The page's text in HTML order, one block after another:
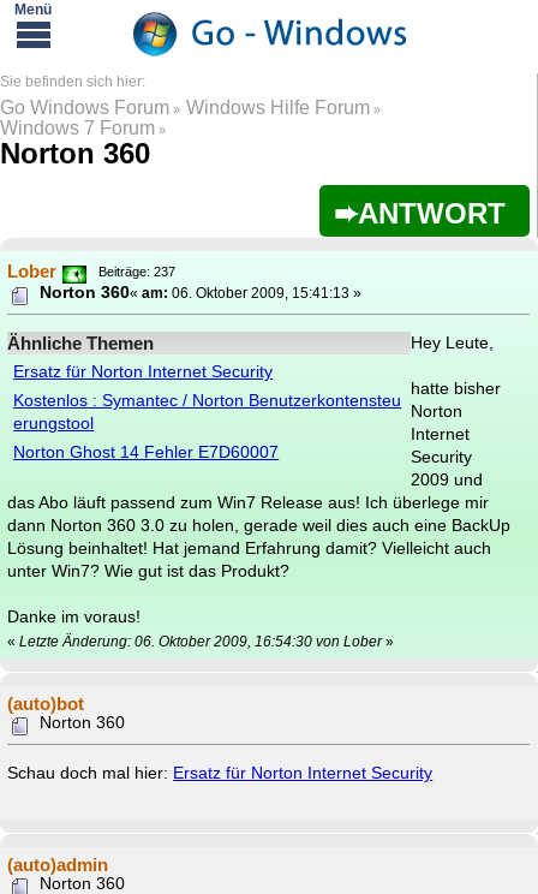
Go Windows Forum » Windows Hilfe Forum »
Windows 7 Forum »
Norton 360
ANTWORT
Lober Beiträge: 237
Norton 360«am: 06. Oktober 2009, 15:41:13 »
Ähnliche Themen
Ersatz für Norton Internet Security
Kostenlos : Symantec / Norton Benutzerkontensteu
erungstool
Norton Ghost 14 Fehler E7D60007
Hey Leute,
hatte bisher
Norton
Internet
Security
2009 und
das Abo läuft passend zum Win7 Release aus! Ich überlege mir
dann Norton 360 3.0 zu holen, gerade weil dies auch eine BackUp
Lösung beinhaltet! Hat jemand Erfahrung damit? Vielleicht auch
unter Win7? Wie gut ist das Produkt?
Danke im voraus!
«Letzte Änderung: 06. Oktober 2009, 16:54:30 von Lober»
(auto)bot
Norton 360
Schau doch mal hier: Ersatz für Norton Internet Security
(auto)admin
Norton 360